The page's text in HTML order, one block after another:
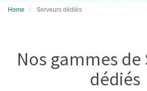
Home Serveurs dédiés
Nos gammes de
dédiés